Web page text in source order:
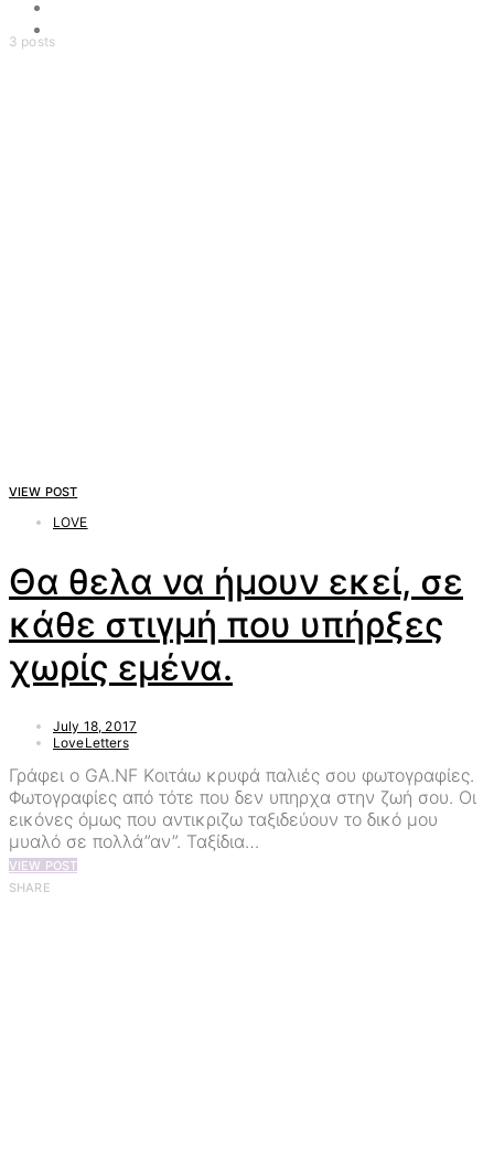
3 posts
VIEW POST
LOVE
Θα θελα να ήμουν εκεί, σε
κάθε στιγμή που υπήρξες
χωρίς εμένα.
July 18, 2017
LoveLetters
Γράφει ο GA.NF Kοιτάω κρυφά παλιές σου φωτογραφίες.
Φωτογραφίες από τότε που δεν υπηρχα στην ζωή σου. Οι
εικόνες όμως που αντικριζω ταξιδεύουν το δικό μου
μυαλό σε πολλά”αν”. Ταξίδια…
VIEW POST
SHARE